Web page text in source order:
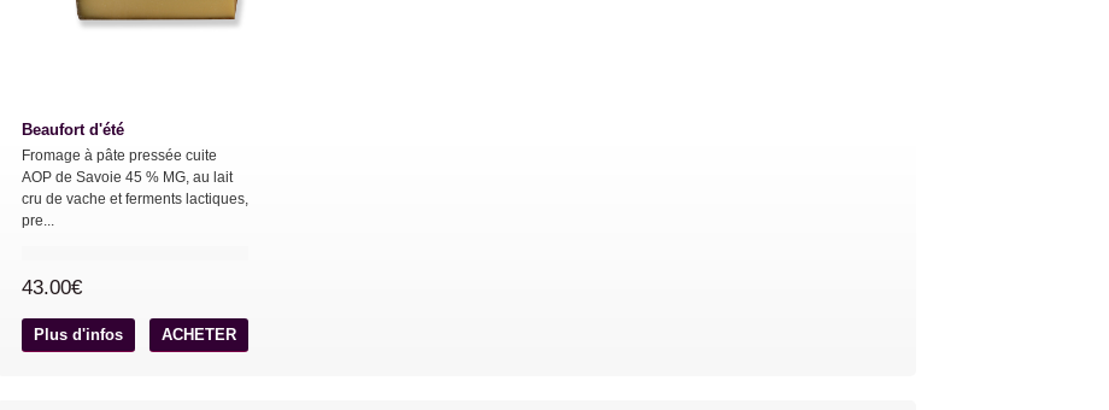
Beaufort d'été
Fromage à pâte pressée cuite
AOP de Savoie 45 % MG, au lait
cru de vache et ferments lactiques,
pre...
43.00€
Plus d'infos ACHETER